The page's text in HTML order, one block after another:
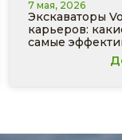
7 мая, 2026
Экскаваторы
карьеров:
самые